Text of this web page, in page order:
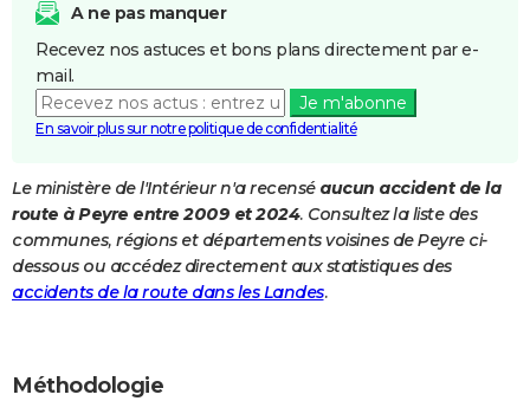
Destinations
City break
Voyage nature
Voyage de noces
Forum
Climat
PHOTO
GUIDES D'ACHAT
BONS PLANS
Carte de Noël
Carte Bonne année
Carte Saint-Valentin
Carte Pâques
Carte d'anniversaire
DICTIONNAIRE
Dictionnaire
Biographies
Citations
Expressions
Proverbes
PROGRAMME TV
A ne pas manquer
Recevez nos astuces et bons plans directement par e-
mail.
Je m'abonne
En savoir plus sur notre politique de confidentialité
Le ministère de l'Intérieur n'a recensé aucun accident de la
route à Peyre entre 2009 et 2024. Consultez la liste des
communes, régions et départements voisines de Peyre ci-
dessous ou accédez directement aux statistiques des
accidents de la route dans les Landes.
Méthodologie